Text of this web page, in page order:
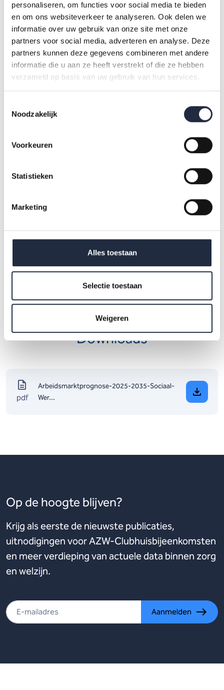
personaliseren, om functies voor social media te bieden
en om ons websiteverkeer te analyseren. Ook delen we
informatie over uw gebruik van onze site met onze
partners voor social media, adverteren en analyse. Deze
partners kunnen deze gegevens combineren met andere
informatie die u aan ze heeft verstrekt of die ze hebben
verzameld op basis van uw gebruik van hun services.
Noodzakelijk
Voorkeuren
Statistieken
Marketing
Alles toestaan
Selectie toestaan
Weigeren
arbeidsmarktontwikkelingen.
Waarom valt het verwachte tekort
hoger uit dan in eerdere
ramingen?
Het verwachte tekort in 2035 valt hoger uit dan in eerdere
ramingen. Dit komt onder andere door een aangepaste
zelfstandigen voor het eerst zijn meegenomen in het
groter tekort zien dan het referentiescenario, doordat hierin
verwerkt.
HetPrognosemodel Zorg en Welzijnis ontwikkeld door ABF
Research, in opdracht van het ministerie van
Volksgezondheid, Welzijn en Sport, voor de partners in AZW
Downloads
pdf
Arbeidsmarktprognose-2025-2035-Sociaal-
Wer...
Op de hoogte blijven?
Krijg als eerste de nieuwste publicaties,
uitnodigingen voor AZW-Clubhuisbijeenkomsten
en meer verdieping van actuele data binnen zorg
en welzijn.
Aanmelden